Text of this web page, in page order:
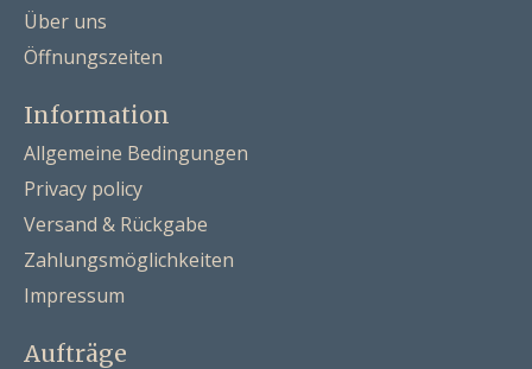
Über uns
Öffnungszeiten
Information
Allgemeine Bedingungen
Privacy policy
Versand & Rückgabe
Zahlungsmöglichkeiten
Impressum
Aufträge